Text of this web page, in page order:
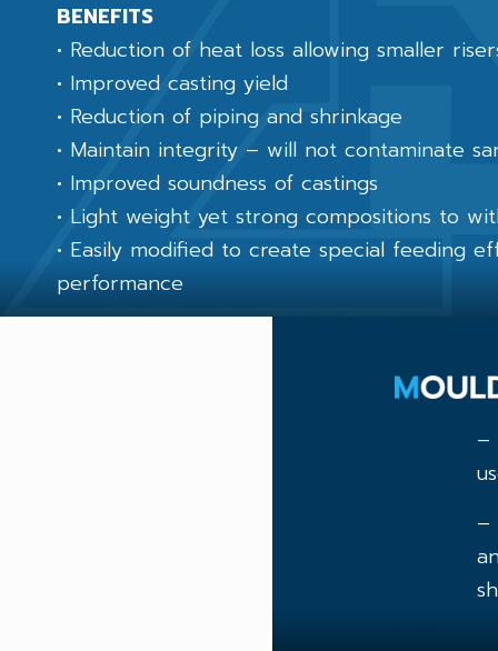
BENEFITS
• Reduction of heat loss allowing smaller
• Improved casting yield
• Reduction of piping and shrinkage
• Maintain integrity – will not contaminate
• Improved soundness of castings
• Light weight yet strong compositions to
• Easily modified to create special feeding
performance
–
–